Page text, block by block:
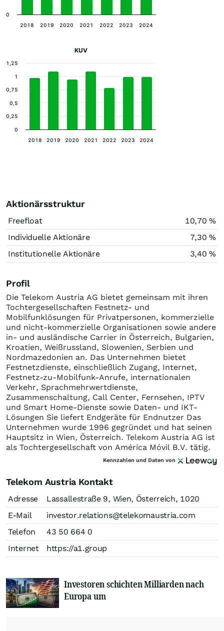
2018 2019 2020 2021 2022 2023 2024
0
KUV
2018 2019 2020 2021 2022 2023 2024
0
0,25
0,5
0,75
1
1,25
Aktionärsstruktur
Freefloat
10,70 %
Individuelle Aktionäre
7,30 %
Institutionelle Aktionäre
3,40 %
Profil
Die Telekom Austria AG bietet gemeinsam mit ihren
Tochtergesellschaften Festnetz- und
Mobilfunklösungen für Privatpersonen, kommerzielle
und nicht-kommerzielle Organisationen sowie andere
in- und ausländische Carrier in Österreich, Bulgarien,
Kroatien, Weißrussland, Slowenien, Serbien und
Nordmazedonien an. Das Unternehmen bietet
Festnetzdienste, einschließlich Zugang, Internet,
Festnetz-zu-Mobilfunk-Anrufe, internationalen
Verkehr, Sprachmehrwertdienste,
Zusammenschaltung, Call Center, Fernsehen, IPTV
und Smart Home-Dienste sowie Daten- und IKT-
Lösungen Sie liefert Endgeräte für Endnutzer Das
Unternehmen wurde 1996 gegründet und hat seinen
Hauptsitz in Wien, Österreich. Telekom Austria AG ist
als Tochtergesellschaft von América Móvil B.V. tätig.
Kennzahlen und Daten von
Telekom Austria Kontakt
Adresse
Lassallestraße 9, Wien, Österreich, 1020
E-Mail
investor.relations@telekomaustria.com
Telefon
43 50 664 0
Internet
https://a1.group
Investoren schichten Milliarden nach
Europa um